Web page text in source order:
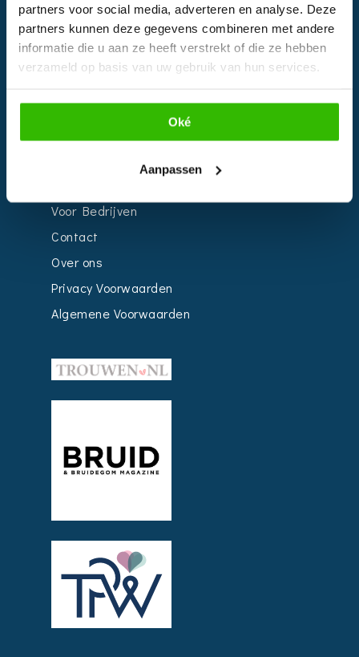
partners voor social media, adverteren en analyse. Deze
partners kunnen deze gegevens combineren met andere
informatie die u aan ze heeft verstrekt of die ze hebben
verzameld op basis van uw gebruik van hun services.
Oké
Aanpassen
EVENTS
Kalender
Bedrijven
Voor Bedrijven
Contact
Over ons
Privacy Voorwaarden
Algemene Voorwaarden